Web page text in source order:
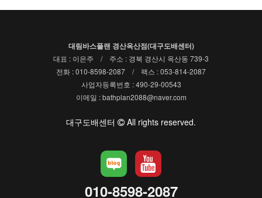
대림바스플랜 경산옥산점(대구도배센터)
대표 : 이은주 / 주소 : 경북 경산시 옥산동 739-3
전화 : 010-8598-2087 / 팩스 : 053-814-2087
사업자등록번호 : 490-29-00543
이메일 : bathplan2088@naver.com
대구도배센터 All rights reserved.
010-8598-2087